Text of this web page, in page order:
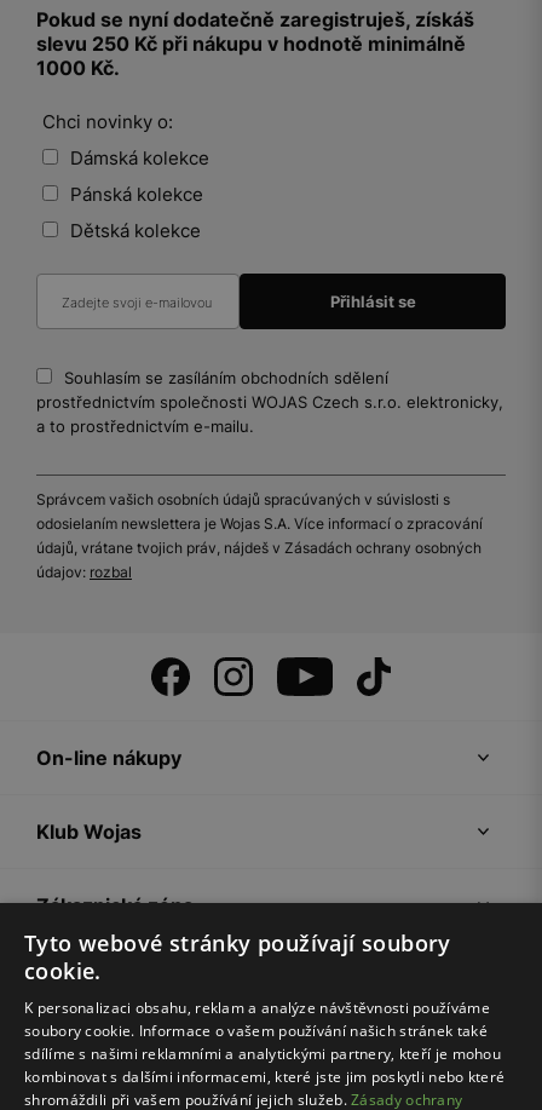
Pokud se nyní dodatečně zaregistruješ, získáš
slevu 250 Kč při nákupu v hodnotě minimálně
1000 Kč.
Chci novinky o:
Dámská kolekce
Pánská kolekce
Dětská kolekce
Souhlasím se zasíláním obchodních sdělení
prostřednictvím společnosti WOJAS Czech s.r.o. elektronicky,
a to prostřednictvím e-mailu.
Správcem vašich osobních údajů spracúvaných v súvislosti s
odosielaním newslettera je Wojas S.A. Více informací o zpracování
údajů, vrátane tvojich práv, nájdeš v Zásadách ochrany osobných
údajov: rozbal
On-line nákupy
Klub Wojas
Zákaznická zóna
Společnost Wojas
Rady
Tyto webové stránky používají soubory
cookie.
K personalizaci obsahu, reklam a analýze návštěvnosti používáme
soubory cookie. Informace o vašem používání našich stránek také
sdílíme s našimi reklamními a analytickými partnery, kteří je mohou
kombinovat s dalšími informacemi, které jste jim poskytli nebo které
shromáždili při vašem používání jejich služeb.Zásady ochrany